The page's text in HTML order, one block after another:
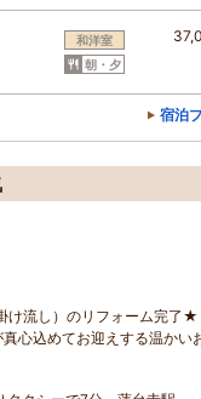
和洋室
朝・夕
宿泊
け流し）のリフォーム完了★
心込めてお迎えする温かい